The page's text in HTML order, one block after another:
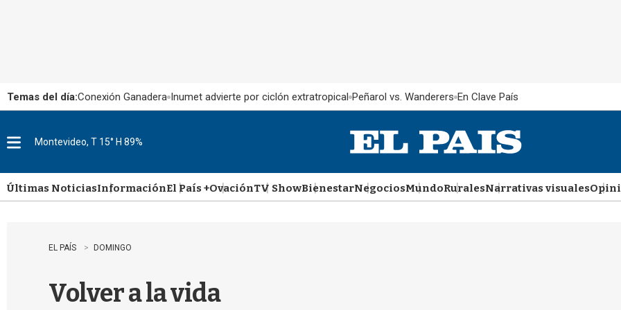
Temas del día:Conexión Ganadera Inumet advierte por ciclón extratropical Peñarol vs. Wanderers En Clave País
u
Montevideo, T 15° H 89%
Últimas NoticiasInformaciónEl País +OvaciónTV ShowBienestarNegociosMundoRuralesNarrativas visuales
EL PAÍS DOMINGO
Volver a la vida